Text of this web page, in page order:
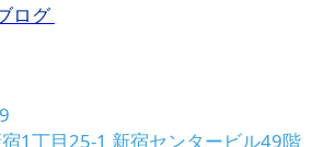
ログ
1丁目25-1 新宿センタービル49階